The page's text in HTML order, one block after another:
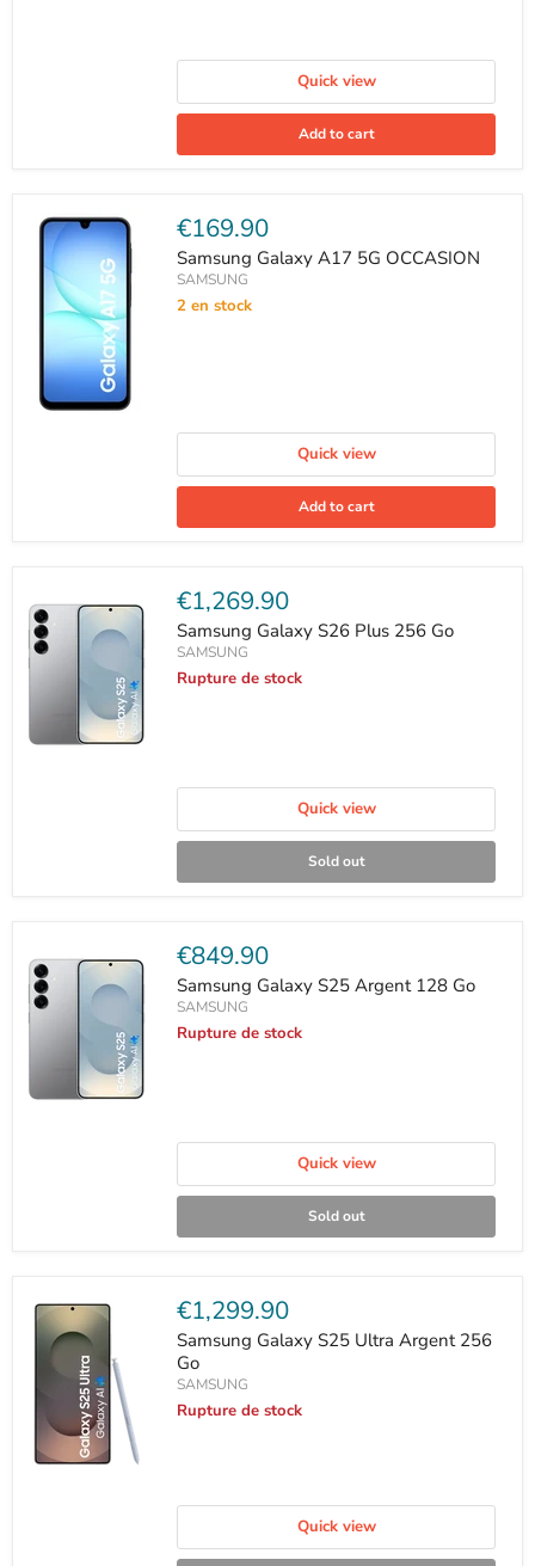
Quick view
Add to cart
Current
price
€169.90
Samsung Galaxy A17 5G OCCASION
SAMSUNG
2 en stock
Quick view
Add to cart
Current
price
€1,269.90
Samsung Galaxy S26 Plus 256 Go
SAMSUNG
Rupture de stock
Quick view
Sold out
Current
price
€849.90
Samsung Galaxy S25 Argent 128 Go
SAMSUNG
Rupture de stock
Quick view
Sold out
Current
price
€1,299.90
Samsung Galaxy S25 Ultra Argent 256
Go
SAMSUNG
Rupture de stock
Quick view